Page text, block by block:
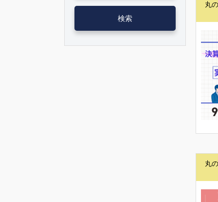
検索
丸
丸